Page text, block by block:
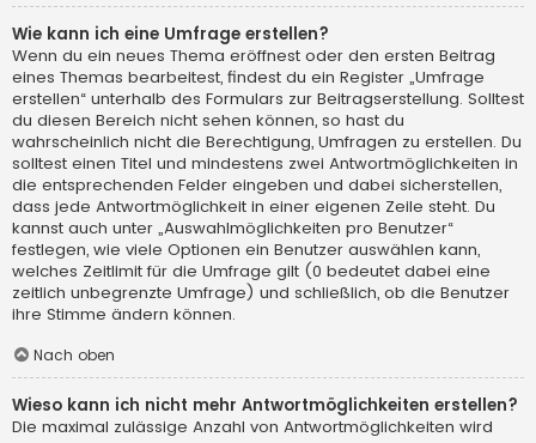
Wie kann ich eine Umfrage erstellen?
Wenn du ein neues Thema eröffnest oder den ersten Beitrag
eines Themas bearbeitest, findest du ein Register „Umfrage
erstellen“ unterhalb des Formulars zur Beitragserstellung. Solltest
du diesen Bereich nicht sehen können, so hast du
wahrscheinlich nicht die Berechtigung, Umfragen zu erstellen. Du
solltest einen Titel und mindestens zwei Antwortmöglichkeiten in
die entsprechenden Felder eingeben und dabei sicherstellen,
dass jede Antwortmöglichkeit in einer eigenen Zeile steht. Du
kannst auch unter „Auswahlmöglichkeiten pro Benutzer“
festlegen, wie viele Optionen ein Benutzer auswählen kann,
welches Zeitlimit für die Umfrage gilt (0 bedeutet dabei eine
zeitlich unbegrenzte Umfrage) und schließlich, ob die Benutzer
ihre Stimme ändern können.
Nach oben
Wieso kann ich nicht mehr Antwortmöglichkeiten erstellen?
Die maximal zulässige Anzahl von Antwortmöglichkeiten wird